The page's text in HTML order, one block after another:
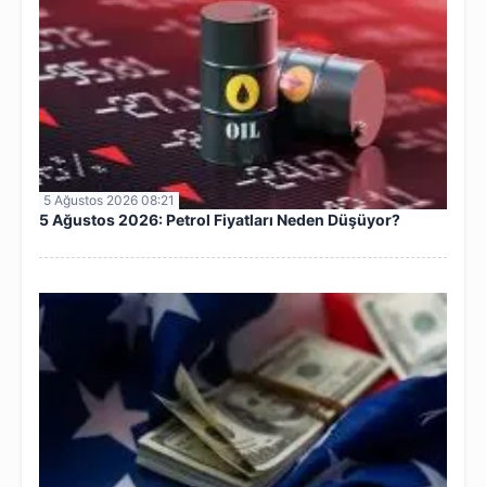
5 Ağustos 2026 08:21
5 Ağustos 2026: Petrol Fiyatları Neden Düşüyor?